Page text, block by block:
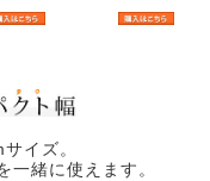
イズ。
一緒に使えます。